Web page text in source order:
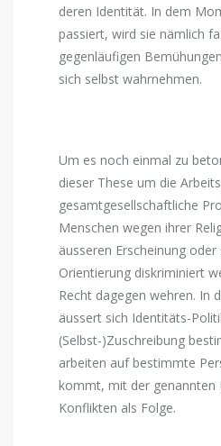
deren Identität. In dem
passiert, wird sie nämlich
gegenläufigen
sich selbst wahrnehmen.
Um es noch einmal zu
dieser These um die
gesamtgesellschaftliche
Menschen wegen ihrer
äusseren Erscheinung oder
Orientierung diskriminiert
Recht dagegen wehren. In
äussert sich Identitäts-
(Selbst-)Zuschreibung
arbeiten auf bestimmte
kommt, mit der genannten
Konflikten als Folge.